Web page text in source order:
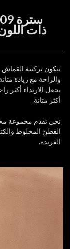
ذات
والراحة مع زيادة
يجعل الارتداء أكثر
أكثر متانة.
نحن نقدم مجموعة
القطن المخلوط
الفريدة.